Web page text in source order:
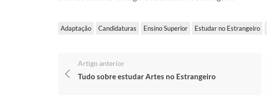
Adaptação Candidaturas Ensino Superior Estudar no Estrangeiro
Artigo anterior
Tudo sobre estudar Artes no Estrangeiro